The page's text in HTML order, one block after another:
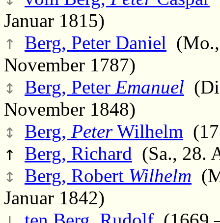
Januar 1815)
↑ Berg, Peter Daniel
November 1787)
↕ Berg, Peter Emanuel
November 1848)
↕ Berg, PeterWilhelm
↑ Berg, Richard (Sa., 28.
↕ Berg, Robert Wilhelm
Januar 1842)